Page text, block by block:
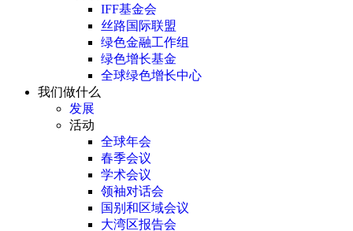
IFF基金会
丝路国际联盟
绿色金融工作组
绿色增长基金
全球绿色增长中心
我们做什么
发展
活动
全球年会
春季会议
学术会议
领袖对话会
国别和区域会议
大湾区报告会